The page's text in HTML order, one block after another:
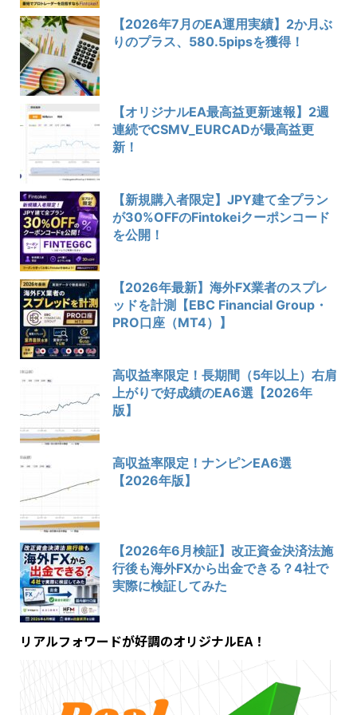
【2026年7月のEA運用実績】2か月ぶ
りのプラス、580.5pipsを獲得！
【オリジナルEA最高益更新速報】2週
連続でCSMV_EURCADが最高益更
新！
【新規購入者限定】JPY建て全プラン
が30%OFFのFintokeiクーポンコード
を公開！
【2026年最新】海外FX業者のスプレ
ッドを計測【EBC Financial Group・
PRO口座（MT4）】
高収益率限定！長期間（5年以上）右肩
上がりで好成績のEA6選【2026年
版】
高収益率限定！ナンピンEA6選
【2026年版】
【2026年6月検証】改正資金決済法施
行後も海外FXから出金できる？4社で
実際に検証してみた
リアルフォワードが好調のオリジナルEA！